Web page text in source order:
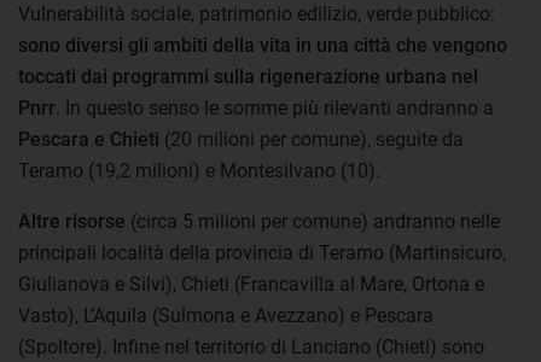
Vulnerabilità sociale, patrimonio edilizio, verde pubblico:
sono diversi gli ambiti della vita in una città che vengono
toccati dai programmi sulla rigenerazione urbana nel
Pnrr . In questo senso le somme più rilevanti andranno a
Pescara e Chieti (20 milioni per comune), seguite da
Teramo (19,2 milioni) e Montesilvano (10).
Altre risorse (circa 5 milioni per comune) andranno nelle
principali località della provincia di Teramo (Martinsicuro,
Giulianova e Silvi), Chieti (Francavilla al Mare, Ortona e
Vasto), L’Aquila (Sulmona e Avezzano) e Pescara
(Spoltore). Infine nel territorio di Lanciano (Chieti) sono